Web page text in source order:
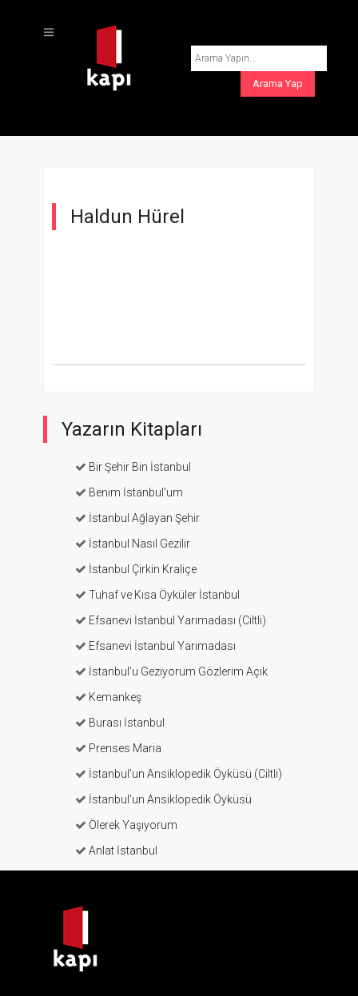
Haldun Hürel
Yazarın Kitapları
Bir Şehir Bin İstanbul
Benim İstanbul’um
İstanbul Ağlayan Şehir
İstanbul Nasıl Gezilir
İstanbul Çirkin Kraliçe
Tuhaf ve Kısa Öyküler İstanbul
Efsanevi İstanbul Yarımadası (Ciltli)
Efsanevi İstanbul Yarımadası
İstanbul’u Geziyorum Gözlerim Açık
Kemankeş
Burası İstanbul
Prenses Maria
İstanbul’un Ansiklopedik Öyküsü (Ciltli)
İstanbul’un Ansiklopedik Öyküsü
Ölerek Yaşıyorum
Anlat İstanbul